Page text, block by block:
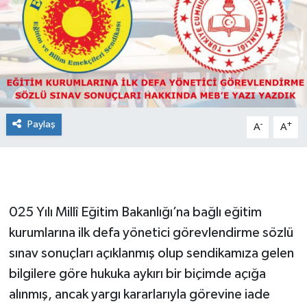
Paylaş A- A+
025 Yılı Millî Eğitim Bakanlığı’na bağlı eğitim
kurumlarına ilk defa yönetici görevlendirme sözlü
sınav sonuçları açıklanmış olup sendikamıza gelen
bilgilere göre hukuka aykırı bir biçimde açığa
alınmış, ancak yargı kararlarıyla görevine iade